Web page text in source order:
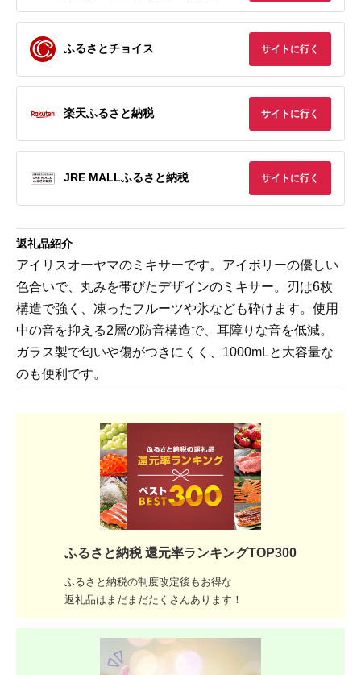
ふるさとチョイス サイトに行く
楽天ふるさと納税 サイトに行く
JRE MALLふるさと納税 サイトに行く
返礼品紹介
アイリスオーヤマのミキサーです。アイボリーの優しい
色合いで、丸みを帯びたデザインのミキサー。刃は6枚
構造で強く、凍ったフルーツや氷なども砕けます。使用
中の音を抑える2層の防音構造で、耳障りな音を低減。
ガラス製で匂いや傷がつきにくく、1000mLと大容量な
のも便利です。
ふるさと納税 還元率ランキングTOP300
ふるさと納税の制度改定後もお得な
返礼品はまだまだたくさんあります！